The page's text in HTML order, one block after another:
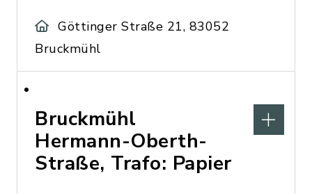
Göttinger Straße 21, 83052
Bruckmühl
Bruckmühl
Hermann-Oberth-
Straße, Trafo: Papier